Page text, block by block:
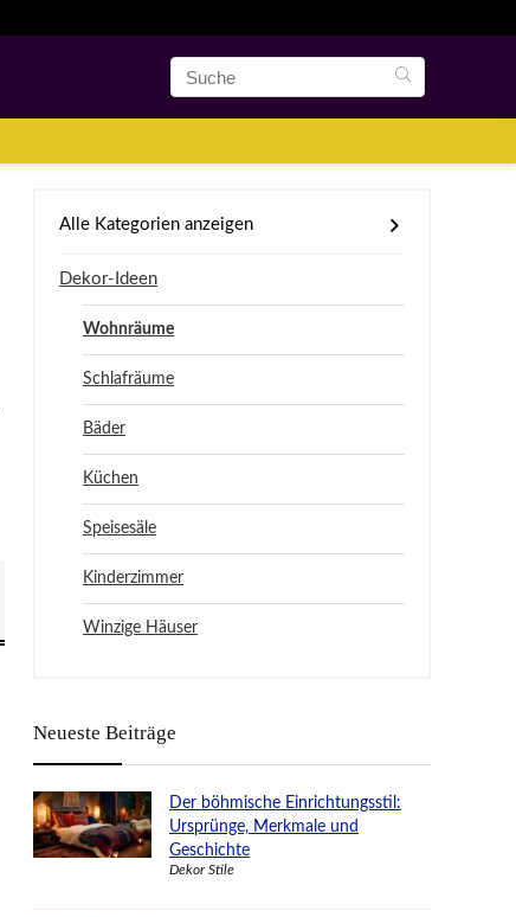
Alle Kategorien anzeigen
Dekor-Ideen
Wohnräume
Schlafräume
Bäder
Küchen
Speisesäle
Kinderzimmer
Winzige Häuser
Neueste Beiträge
Der böhmische Einrichtungsstil:
Ursprünge, Merkmale und
Geschichte
Dekor Stile